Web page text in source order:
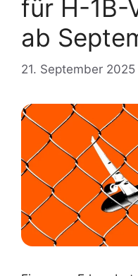
für H-1B-
ab
21. September 2025